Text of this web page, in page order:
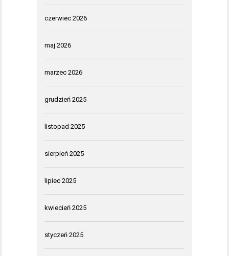
czerwiec 2026
maj 2026
marzec 2026
grudzień 2025
listopad 2025
sierpień 2025
lipiec 2025
kwiecień 2025
styczeń 2025